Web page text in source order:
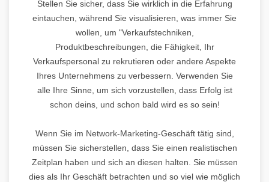
Stellen Sie sicher, dass Sie wirklich in die Erfahrung
eintauchen, während Sie visualisieren, was immer Sie
wollen, um "Verkaufstechniken,
Produktbeschreibungen, die Fähigkeit, Ihr
Verkaufspersonal zu rekrutieren oder andere Aspekte
Ihres Unternehmens zu verbessern. Verwenden Sie
alle Ihre Sinne, um sich vorzustellen, dass Erfolg ist
schon deins, und schon bald wird es so sein!
Wenn Sie im Network-Marketing-Geschäft tätig sind,
müssen Sie sicherstellen, dass Sie einen realistischen
Zeitplan haben und sich an diesen halten. Sie müssen
dies als Ihr Geschäft betrachten und so viel wie möglich